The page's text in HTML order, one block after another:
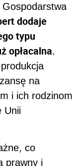
Gospodarstwa
dodaje
typu
opłacalna.
na
i ich rodzinom
Unii
co
prawny i